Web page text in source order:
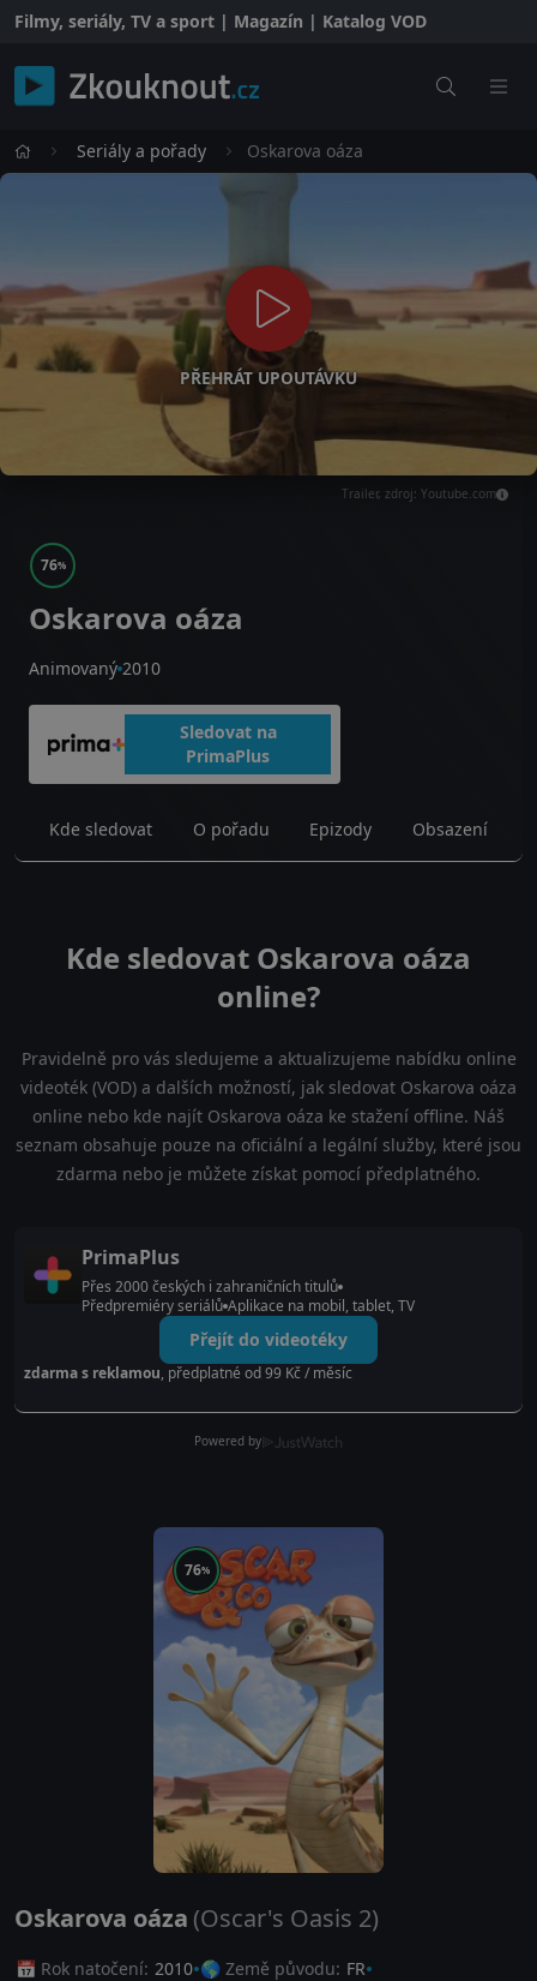
Filmy, seriály, TV a sport | Magazín | Katalog VOD
Seriály a pořady Oskarova oáza
PŘEHRÁT UPOUTÁVKU
Trailer, zdroj: Youtube.com
76%
Oskarova oáza
Animovaný 2010
Sledovat na
PrimaPlus
Kde sledovat O pořadu Epizody Obsazení
Kde sledovat Oskarova oáza
online?
Pravidelně pro vás sledujeme a aktualizujeme nabídku online
videoték (VOD) a dalších možností, jak sledovat Oskarova oáza
online nebo kde najít Oskarova oáza ke stažení offline. Náš
seznam obsahuje pouze na oficiální a legální služby, které jsou
zdarma nebo je můžete získat pomocí předplatného.
PrimaPlus
Přes 2000 českých i zahraničních titulů
Předpremiéry seriálů Aplikace na mobil, tablet, TV
Přejít do videotéky
zdarma s reklamou, předplatné od 99 Kč / měsíc
Powered by
76%
Oskarova oáza (Oscar's Oasis 2)
📅 Rok natočení: 2010 🌎 Země původu: FR